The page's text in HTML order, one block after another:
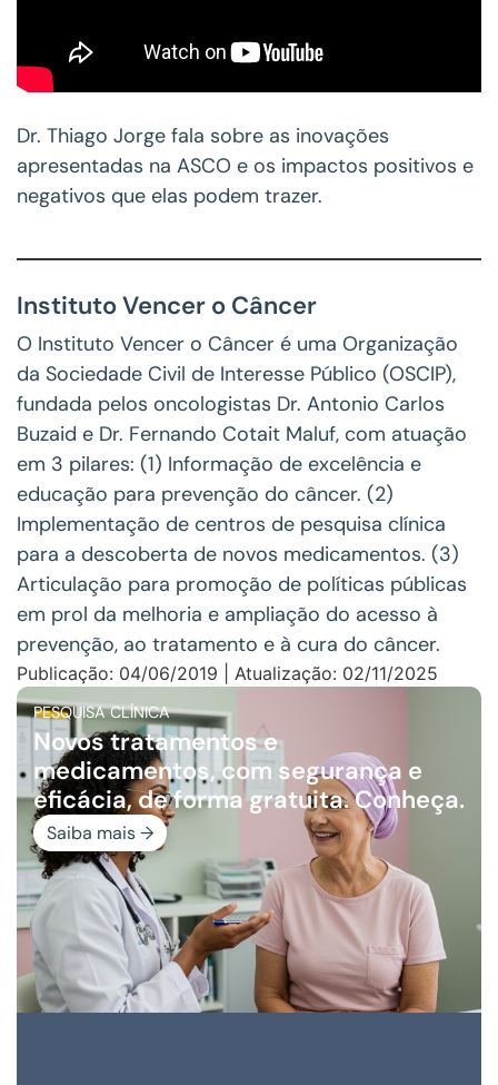
Dr. Thiago Jorge fala sobre as inovações
apresentadas na ASCO e os impactos positivos e
negativos que elas podem trazer.
Instituto Vencer o Câncer
O Instituto Vencer o Câncer é uma Organização
da Sociedade Civil de Interesse Público (OSCIP),
fundada pelos oncologistas Dr. Antonio Carlos
Buzaid e Dr. Fernando Cotait Maluf, com atuação
em 3 pilares: (1) Informação de excelência e
educação para prevenção do câncer. (2)
Implementação de centros de pesquisa clínica
para a descoberta de novos medicamentos. (3)
Articulação para promoção de políticas públicas
em prol da melhoria e ampliação do acesso à
prevenção, ao tratamento e à cura do câncer.
Publicação: 04/06/2019 | Atualização: 02/11/2025
PESQUISA CLÍNICA
Novos tratamentos e
medicamentos, com segurança e
eficácia, de forma gratuita. Conheça.
Saiba mais →